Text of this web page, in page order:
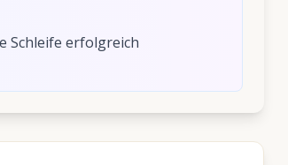
Schleife erfolgreich